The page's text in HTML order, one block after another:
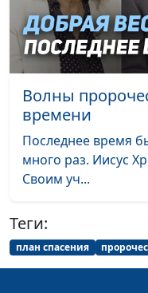
Как нести чужой
крест
Зачем менять жизнь
верующему
Христос —
Примиритель
истина и жизнь
Христос — Великий
Волны
времени
Последнее время
много раз. Иисус
Своим уч...
Теги:
план спасения